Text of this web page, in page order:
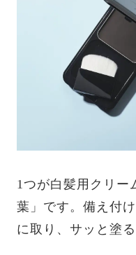
1つが白髪用クリー
葉」です。備え付
に取り、サッと塗る